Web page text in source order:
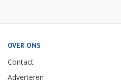
OVER ONS
Contact
Adverteren